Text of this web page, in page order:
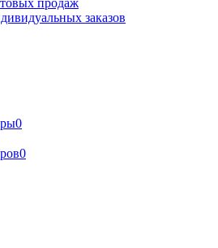
продаж
заказов
0
0